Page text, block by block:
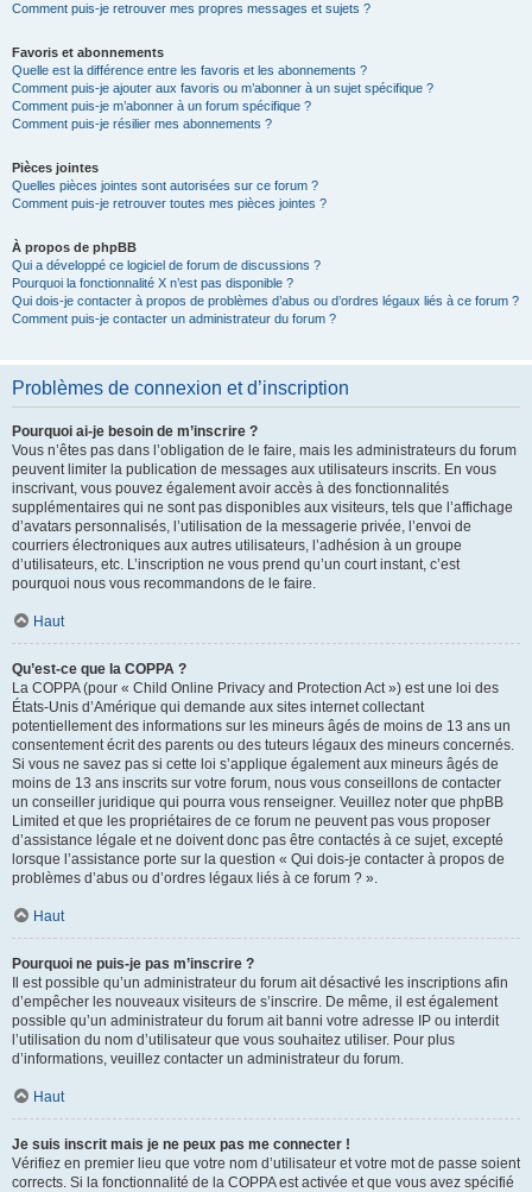
Comment puis-je retrouver mes propres messages et sujets ?
Favoris et abonnements
Quelle est la différence entre les favoris et les abonnements ?
Comment puis-je ajouter aux favoris ou m’abonner à un sujet spécifique ?
Comment puis-je m’abonner à un forum spécifique ?
Comment puis-je résilier mes abonnements ?
Pièces jointes
Quelles pièces jointes sont autorisées sur ce forum ?
Comment puis-je retrouver toutes mes pièces jointes ?
À propos de phpBB
Qui a développé ce logiciel de forum de discussions ?
Pourquoi la fonctionnalité X n’est pas disponible ?
Qui dois-je contacter à propos de problèmes d’abus ou d’ordres légaux liés à ce forum ?
Comment puis-je contacter un administrateur du forum ?
Problèmes de connexion et d’inscription
Pourquoi ai-je besoin de m’inscrire ?
Vous n’êtes pas dans l’obligation de le faire, mais les administrateurs du forum
peuvent limiter la publication de messages aux utilisateurs inscrits. En vous
inscrivant, vous pouvez également avoir accès à des fonctionnalités
supplémentaires qui ne sont pas disponibles aux visiteurs, tels que l’affichage
d’avatars personnalisés, l’utilisation de la messagerie privée, l’envoi de
courriers électroniques aux autres utilisateurs, l’adhésion à un groupe
d’utilisateurs, etc. L’inscription ne vous prend qu’un court instant, c’est
pourquoi nous vous recommandons de le faire.
Haut
Qu’est-ce que la COPPA ?
La COPPA (pour « Child Online Privacy and Protection Act ») est une loi des
États-Unis d’Amérique qui demande aux sites internet collectant
potentiellement des informations sur les mineurs âgés de moins de 13 ans un
consentement écrit des parents ou des tuteurs légaux des mineurs concernés.
Si vous ne savez pas si cette loi s’applique également aux mineurs âgés de
moins de 13 ans inscrits sur votre forum, nous vous conseillons de contacter
un conseiller juridique qui pourra vous renseigner. Veuillez noter que phpBB
Limited et que les propriétaires de ce forum ne peuvent pas vous proposer
d’assistance légale et ne doivent donc pas être contactés à ce sujet, excepté
lorsque l’assistance porte sur la question « Qui dois-je contacter à propos de
problèmes d’abus ou d’ordres légaux liés à ce forum ? ».
Haut
Pourquoi ne puis-je pas m’inscrire ?
Il est possible qu’un administrateur du forum ait désactivé les inscriptions afin
d’empêcher les nouveaux visiteurs de s’inscrire. De même, il est également
possible qu’un administrateur du forum ait banni votre adresse IP ou interdit
l’utilisation du nom d’utilisateur que vous souhaitez utiliser. Pour plus
d’informations, veuillez contacter un administrateur du forum.
Haut
Je suis inscrit mais je ne peux pas me connecter !
Vérifiez en premier lieu que votre nom d’utilisateur et votre mot de passe soient
corrects. Si la fonctionnalité de la COPPA est activée et que vous avez spécifié